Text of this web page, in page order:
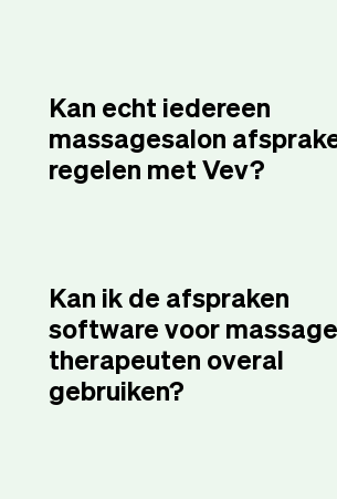
Kan echt iedereen
massagesalon
regelen met Vev?
Kan ik de afspraken
software voor massage
therapeuten overal
gebruiken?